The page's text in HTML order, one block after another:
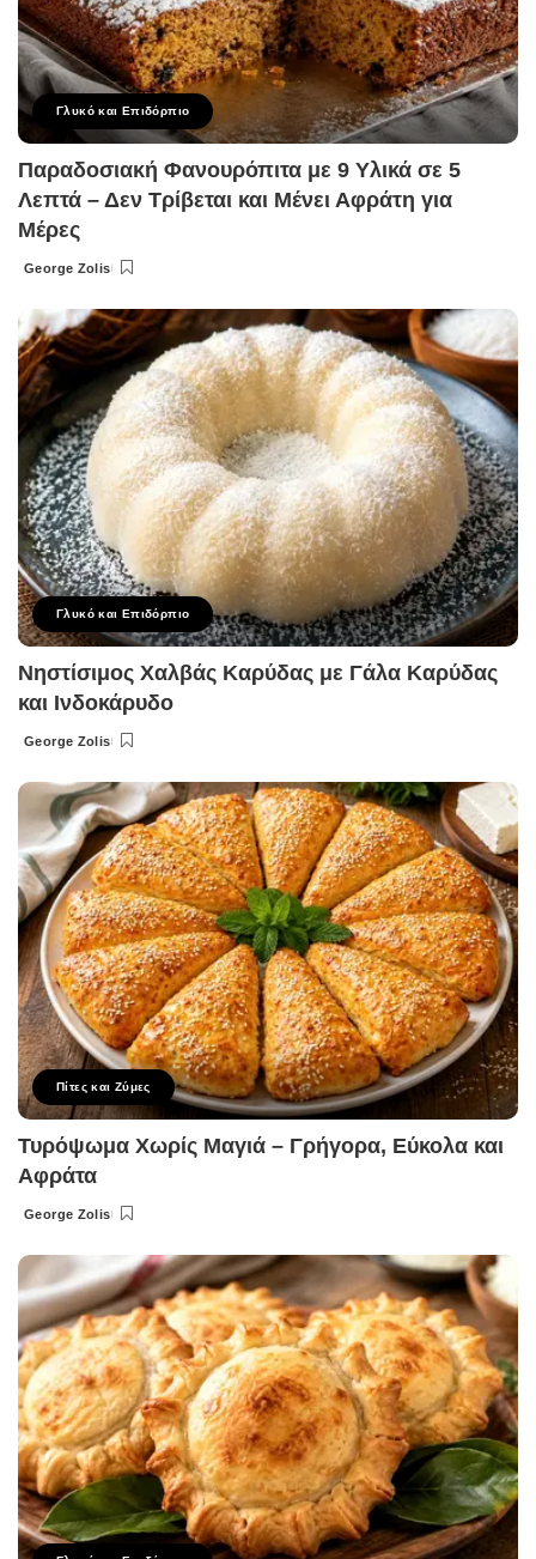
Γλυκό και Επιδόρπιο
Παραδοσιακή Φανουρόπιτα με 9 Υλικά σε 5
Λεπτά – Δεν Τρίβεται και Μένει Αφράτη για
Μέρες
Posted
George Zolis
Γλυκό και Επιδόρπιο
Νηστίσιμος Χαλβάς Καρύδας με Γάλα Καρύδας
και Ινδοκάρυδο
Posted
George Zolis
Πίτες και Ζύμες
Τυρόψωμα Χωρίς Μαγιά – Γρήγορα, Εύκολα και
Αφράτα
Posted
George Zolis